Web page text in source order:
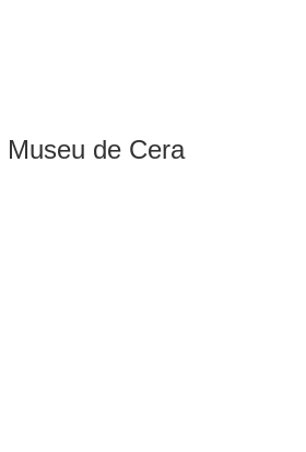
Museu de Cera